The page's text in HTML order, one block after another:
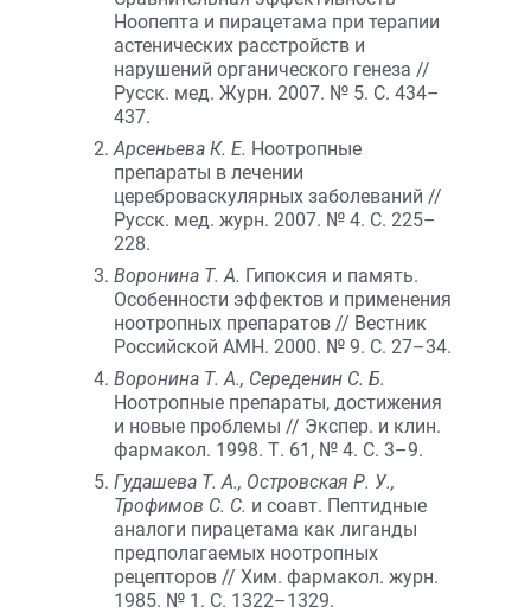
Ноопепта и пирацетама при терапии
астенических расстройств и
нарушений органического генеза //
Русск. мед. Журн. 2007. № 5. С. 434–
437.
Арсеньева К. Е. Ноотропные
препараты в лечении
цереброваскулярных заболеваний //
Русск. мед. журн. 2007. № 4. С. 225–
228.
Воронина Т. А. Гипоксия и память.
Особенности эффектов и применения
ноотропных препаратов // Вестник
Российской АМН. 2000. № 9. С. 27–34.
Воронина Т. А., Середенин С. Б.
Ноотропные препараты, достижения
и новые проблемы // Экспер. и клин.
фармакол. 1998. Т. 61, № 4. С. 3–9.
Гудашева Т. А., Островская Р. У.,
Трофимов С. С. и соавт. Пептидные
аналоги пирацетама как лиганды
предполагаемых ноотропных
рецепторов // Хим. фармакол. журн.
1985. № 1. С. 1322–1329.